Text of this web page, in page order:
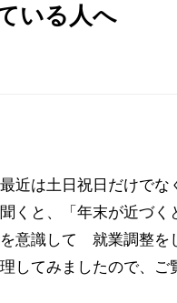
いる人へ
近は土日祝日だけでな
と、「年末が近づく
意識して 就業調整を
てみましたので、ご